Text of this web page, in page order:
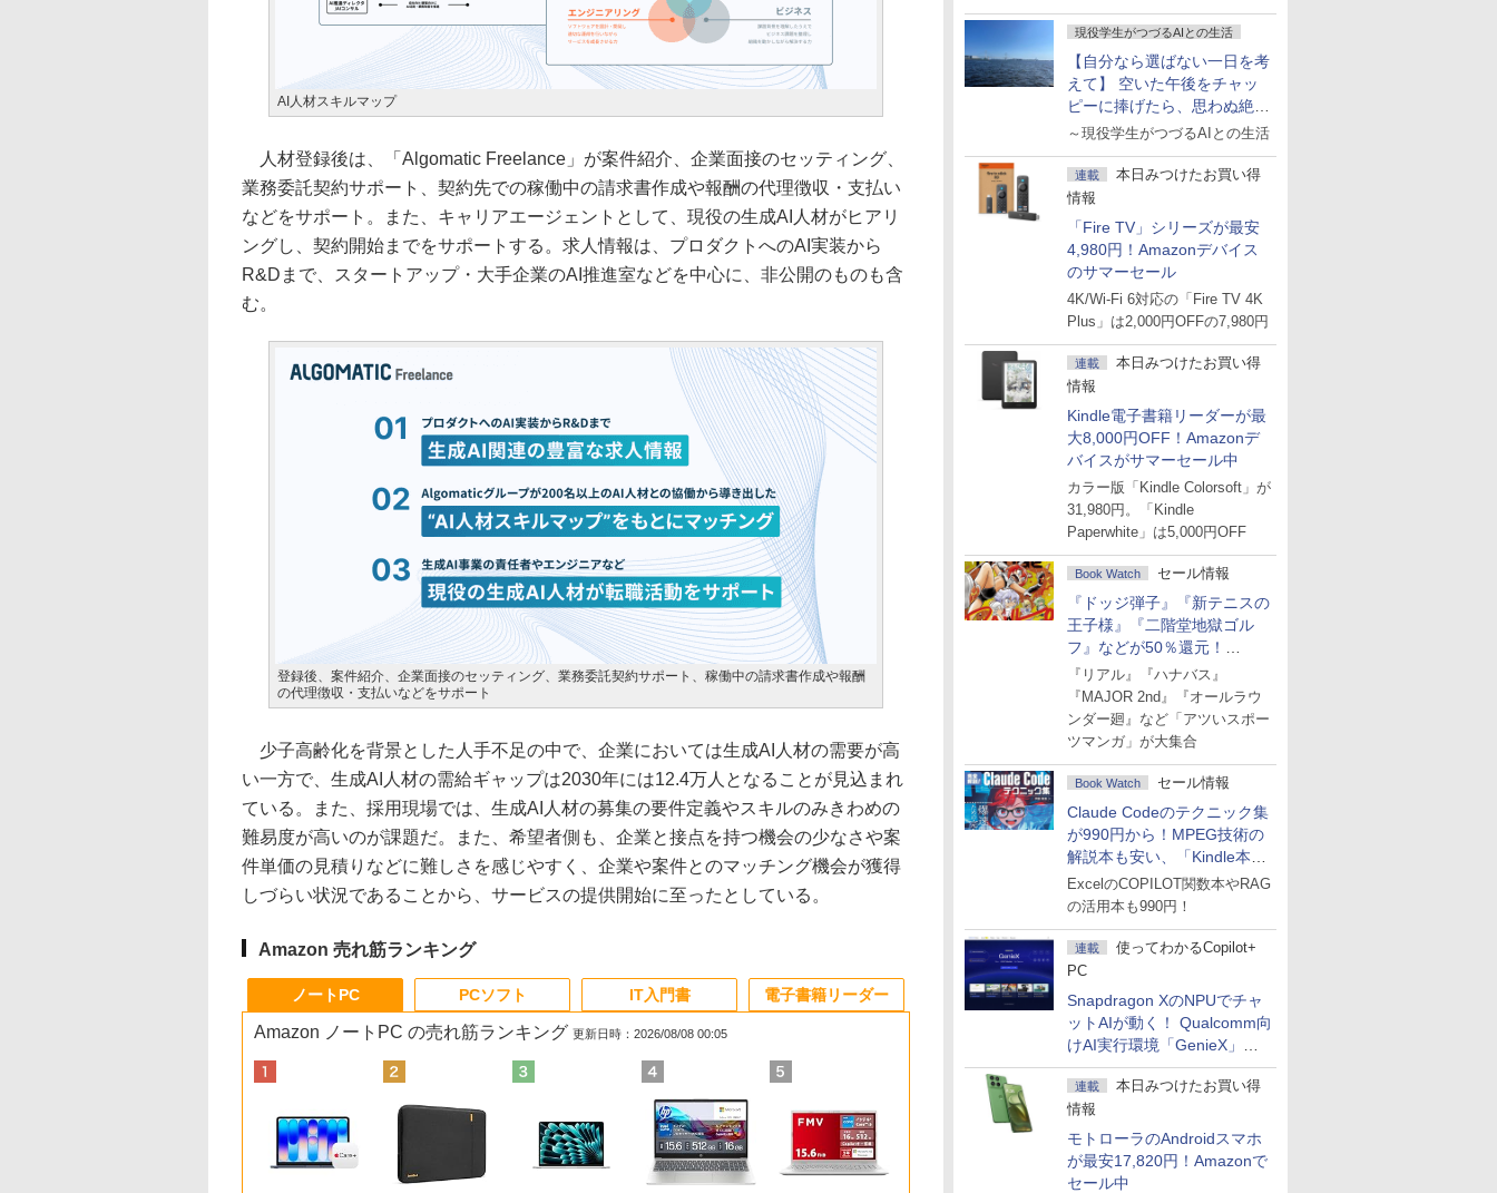
現役学生がつづるAIとの生活
【自分なら選ばない一日を考
えて】 空いた午後をチャッ
ピーに捧げたら、思わぬ絶景
に出会った話
～現役学生がつづるAIとの生活
連載
本日みつけたお買い得
情報
「Fire TV」シリーズが最安
4,980円！Amazonデバイス
のサマーセール
4K/Wi-Fi 6対応の「Fire TV 4K
Plus」は2,000円OFFの7,980円
連載
本日みつけたお買い得
情報
Kindle電子書籍リーダーが最
大8,000円OFF！Amazonデ
バイスがサマーセール中
カラー版「Kindle Colorsoft」が
31,980円。「Kindle
Paperwhite」は5,000円OFF
Book Watch セール情報
『ドッジ弾子』『新テニスの
王子様』『二階堂地獄ゴル
フ』などが50％還元！
Amazonマンガ週末セール
『リアル』『ハナバス』
『MAJOR 2nd』『オールラウ
ンダー廻』など「アツいスポー
ツマンガ」が大集合
Book Watch セール情報
Claude Codeのテクニック集
が990円から！MPEG技術の
解説本も安い、「Kindle本サ
マーセール」第2弾開始！
ExcelのCOPILOT関数本やRAG
の活用本も990円！
連載
使ってわかるCopilot+
PC
Snapdragon XのNPUでチャ
ットAIが動く！ Qualcomm向
けAI実行環境「GenieX」を
試してみた
連載
本日みつけたお買い得
情報
モトローラのAndroidスマホ
が最安17,820円！Amazonで
セール中
AI人材スキルマップ
人材登録後は、「Algomatic Freelance」が案件紹介、企業面接のセッティング、
業務委託契約サポート、契約先での稼働中の請求書作成や報酬の代理徴収・支払い
などをサポート。また、キャリアエージェントとして、現役の生成AI人材がヒアリ
ングし、契約開始までをサポートする。求人情報は、プロダクトへのAI実装から
R&Dまで、スタートアップ・大手企業のAI推進室などを中心に、非公開のものも含
む。
登録後、案件紹介、企業面接のセッティング、業務委託契約サポート、稼働中の請求書作成や報酬
の代理徴収・支払いなどをサポート
少子高齢化を背景とした人手不足の中で、企業においては生成AI人材の需要が高
い一方で、生成AI人材の需給ギャップは2030年には12.4万人となることが見込まれ
ている。また、採用現場では、生成AI人材の募集の要件定義やスキルのみきわめの
難易度が高いのが課題だ。また、希望者側も、企業と接点を持つ機会の少なさや案
件単価の見積りなどに難しさを感じやすく、企業や案件とのマッチング機会が獲得
しづらい状況であることから、サービスの提供開始に至ったとしている。
Amazon 売れ筋ランキング
ノートPC
Amazon ノートPC の売れ筋ランキング 更新日時：2026/08/08 00:05
PCソフト IT入門書 電子書籍リーダー